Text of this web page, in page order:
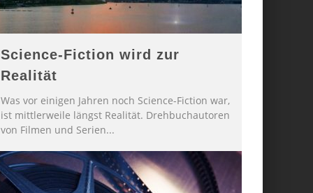
Science-Fiction wird zur
Realität
Was vor einigen Jahren noch Science-Fiction war,
ist mittlerweile längst Realität. Drehbuchautoren
von Filmen und Serien...